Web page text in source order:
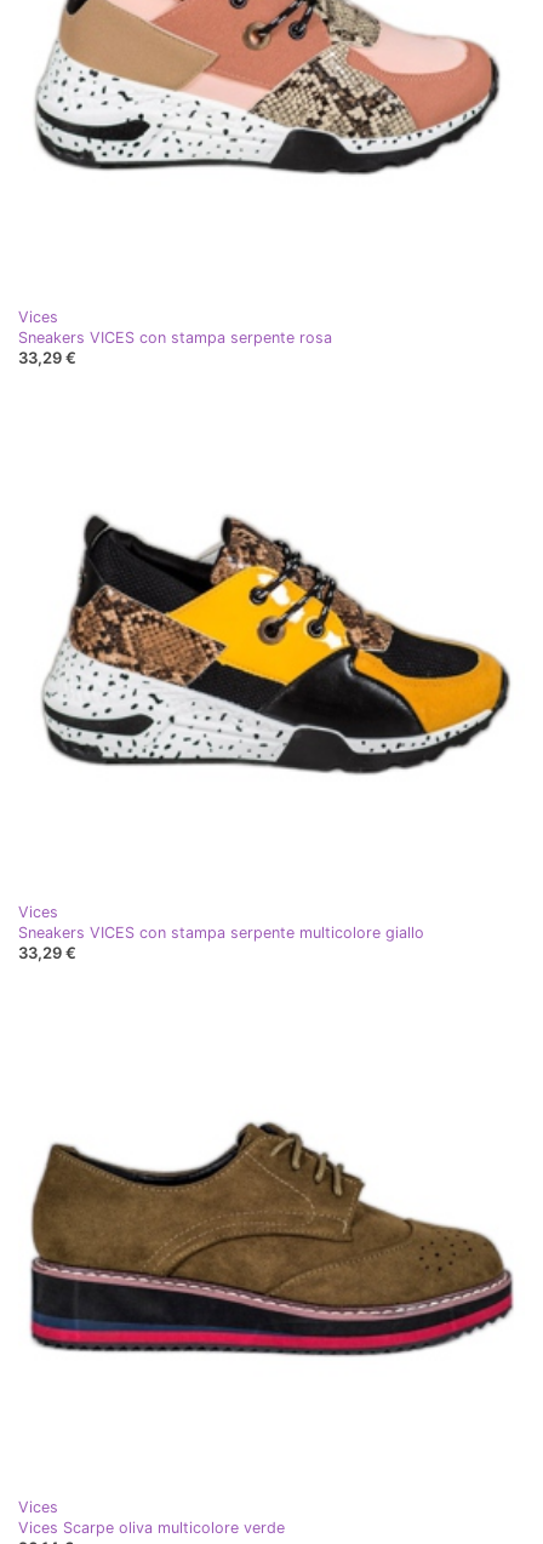
Vices
Sneakers VICES con stampa serpente rosa
33,29 €
Vices
Sneakers VICES con stampa serpente multicolore giallo
33,29 €
Vices
Vices Scarpe oliva multicolore verde